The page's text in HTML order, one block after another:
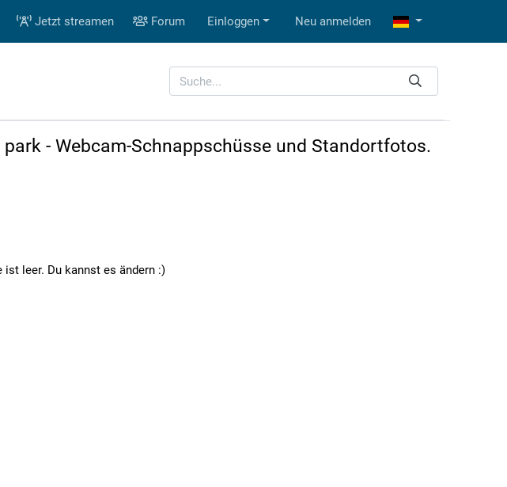
Jetzt streamen Forum Einloggen Neu anmelden
- Webcam-Schnappschüsse und Standortfotos.
ist leer. Du kannst es ändern :)